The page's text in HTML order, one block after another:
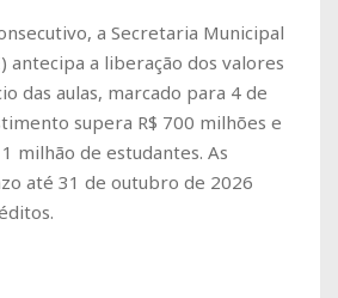
a Secretaria Municipal
antecipa a liberação dos valores
das aulas, marcado para 4 de
supera R$ 700 milhões e
milhão de estudantes. As
até 31 de outubro de 2026